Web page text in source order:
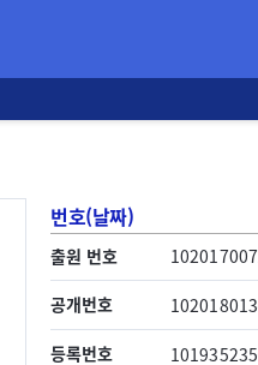
번호(날짜)
출원 번호
공개번호
등록번호